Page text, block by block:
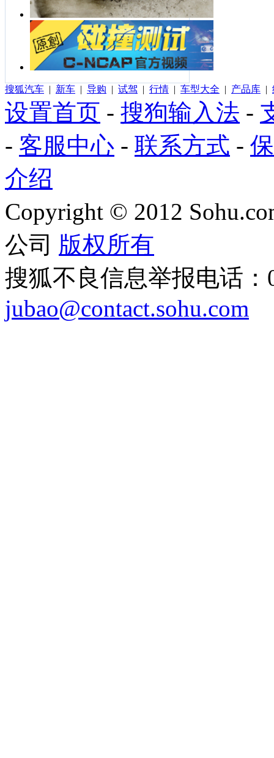
搜狐汽车 | 新车 | 导购 | 试驾 | 行情 | 车型大全 | 产品库 |
设置首页 - 搜狗输入法 -
- 客服中心 - 联系方式 -
介绍
Copyright © 2012
公司 版权所有
搜狐不良信息举报电话：
jubao@contact.sohu.com